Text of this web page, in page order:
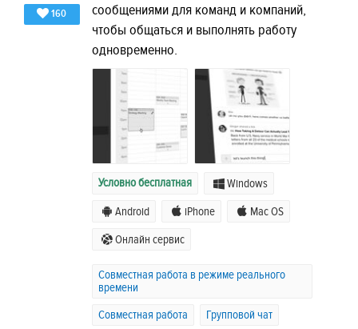
160
сообщениями для команд и компаний,
чтобы общаться и выполнять работу
одновременно.
Условно бесплатная Windows
Android iPhone Mac OS
Онлайн сервис
Совместная работа в режиме реального
времени
Совместная работа
Групповой чат